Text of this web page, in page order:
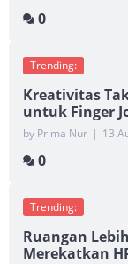
0
Trending:
Kreativitas
untuk Finger
by Prima Nur | 13
0
Trending:
Ruangan
Merekatkan